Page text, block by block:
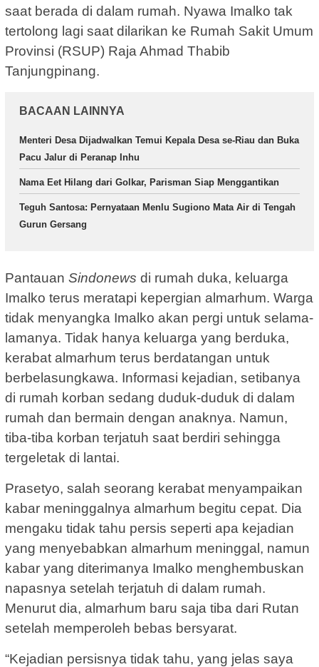
saat berada di dalam rumah. Nyawa Imalko tak
tertolong lagi saat dilarikan ke Rumah Sakit Umum
Provinsi (RSUP) Raja Ahmad Thabib
Tanjungpinang.
BACAAN LAINNYA
Menteri Desa Dijadwalkan Temui Kepala Desa se-Riau dan Buka
Pacu Jalur di Peranap Inhu
Nama Eet Hilang dari Golkar, Parisman Siap Menggantikan
Teguh Santosa: Pernyataan Menlu Sugiono Mata Air di Tengah
Gurun Gersang
Pantauan Sindonews di rumah duka, keluarga
Imalko terus meratapi kepergian almarhum. Warga
tidak menyangka Imalko akan pergi untuk selama-
lamanya. Tidak hanya keluarga yang berduka,
kerabat almarhum terus berdatangan untuk
berbelasungkawa. Informasi kejadian, setibanya
di rumah korban sedang duduk-duduk di dalam
rumah dan bermain dengan anaknya. Namun,
tiba-tiba korban terjatuh saat berdiri sehingga
tergeletak di lantai.
Prasetyo, salah seorang kerabat menyampaikan
kabar meninggalnya almarhum begitu cepat. Dia
mengaku tidak tahu persis seperti apa kejadian
yang menyebabkan almarhum meninggal, namun
kabar yang diterimanya Imalko menghembuskan
napasnya setelah terjatuh di dalam rumah.
Menurut dia, almarhum baru saja tiba dari Rutan
setelah memperoleh bebas bersyarat.
“Kejadian persisnya tidak tahu, yang jelas saya